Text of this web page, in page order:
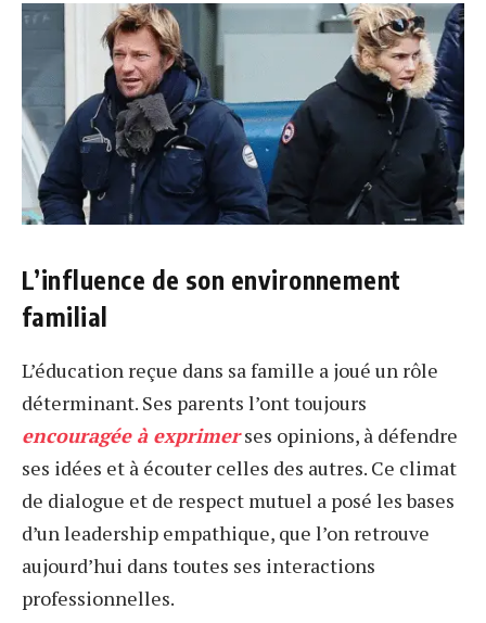
L’influence de son environnement
familial
L’éducation reçue dans sa famille a joué un rôle
déterminant. Ses parents l’ont toujours
encouragée à exprimerses opinions, à défendre
ses idées et à écouter celles des autres. Ce climat
de dialogue et de respect mutuel a posé les bases
d’un leadership empathique, que l’on retrouve
aujourd’hui dans toutes ses interactions
professionnelles.